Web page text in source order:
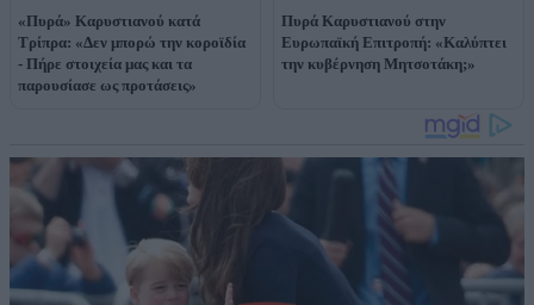
«Πυρά» Καρυστιανού κατά
Τρίπρα: «Δεν μπορώ την κοροϊδία
- Πήρε στοιχεία μας και τα
παρουσίασε ως προτάσεις»
Πυρά Καρυστιανού στην
Ευρωπαϊκή Επιτροπή: «Καλύπτει
την κυβέρνηση Μητσοτάκη;»